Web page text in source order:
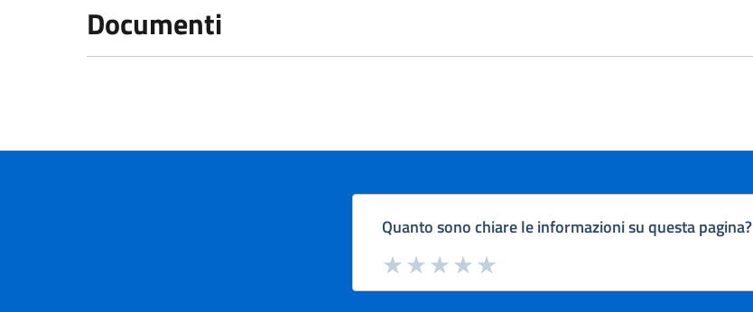
Documenti
Quanto sono chiare le informazioni su questa pagina?
Valuta da 1 a 5 stelle la pagina
Valuta 5 stelle su 5
Valuta 4 stelle su 5
Valuta 3 stelle su 5
Valuta 2 stelle su 5
Valuta 1 stelle su 5